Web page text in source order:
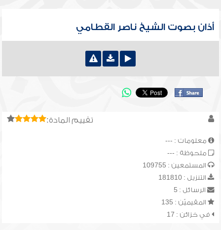
أذان بصوت الشيخ ناصر القطامي
تقييم المادة:
معلومات : ---
ملحوظة : ---
المستمعين : 109755
التنزيل : 181810
الرسائل : 5
المقيميّن : 135
في خزائن : 17